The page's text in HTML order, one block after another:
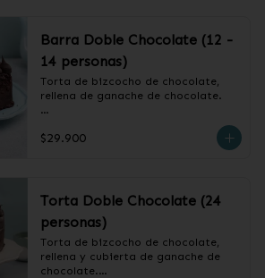
Barra Doble Chocolate (12 -
14 personas)
Torta de bizcocho de chocolate,
rellena de ganache de chocolate.
$29.900
Torta Doble Chocolate (24
personas)
Torta de bizcocho de chocolate,
rellena y cubierta de ganache de
chocolate.